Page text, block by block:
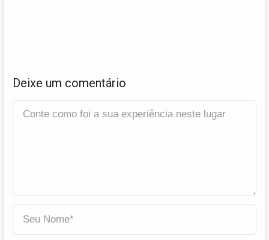
Deixe um comentário